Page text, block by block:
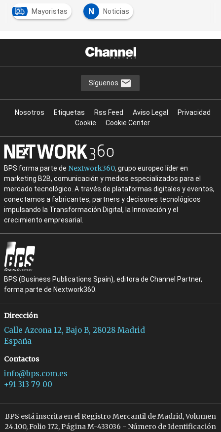
Mayoristas N Noticias
Síguenos
Nosotros Etiquetas Rss Feed Aviso Legal
Privacidad
Cookie
Cookie Center
BPS forma parte de Nextwork360, grupo europeo líder en
marketing B2B, comunicación y medios especializados para el
mercado tecnológico. A través de plataformas digitales y eventos,
conectamos a fabricantes, partners y decisores tecnológicos
impulsando la Transformación Digital, la Innovación y el
crecimiento empresarial.
BPS (Business Publications Spain), editora de Channel Partner,
forma parte de Nextwork360.
Dirección
Calle Azcona 12, Bajo B, 28028 Madrid
España
Contactos
info@bps.com.es
+91 313 79 00
BPS está inscrita en el Registro Mercantil de Madrid, Volumen
24.100, Folio 172, Página M-433036 - Número de Identificación